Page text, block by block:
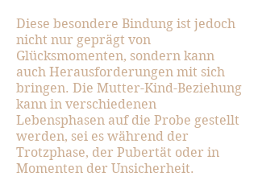
Diese besondere Bindung ist jedoch
nicht nur geprägt von
Glücksmomenten, sondern kann
auch Herausforderungen mit sich
bringen. Die Mutter-Kind-Beziehung
kann in verschiedenen
Lebensphasen auf die Probe gestellt
werden, sei es während der
Trotzphase, der Pubertät oder in
Momenten der Unsicherheit.